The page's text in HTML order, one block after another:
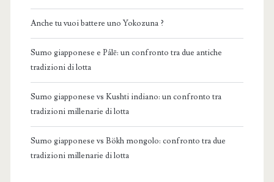
Anche tu vuoi battere uno Yokozuna ?
Sumo giapponese e Pálē: un confronto tra due antiche
tradizioni di lotta
Sumo giapponese vs Kushti indiano: un confronto tra
tradizioni millenarie di lotta
Sumo giapponese vs Bökh mongolo: confronto tra due
tradizioni millenarie di lotta